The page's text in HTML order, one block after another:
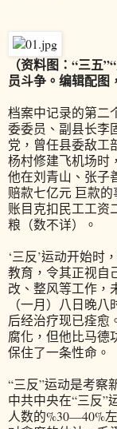
（资料图：“三五
员斗争。编辑配图
档案中记录的第二
委委员、副县长李
党，曾任县委敌工
杨村修建飞机场时
他在刘青山、张子
赔款七亿元 巨款
账目克扣民工工资
粮（数不详）。
‘三反’运动开始时
教育，令其正视自
改、整风等工作，
（一月）八日晚
后经治疗现已痊愈
腐化，但他比马德
保住了一条性命。
“三反”运动是考察
中共中央在“三反”
人数的%30—40%